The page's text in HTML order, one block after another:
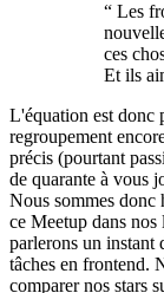
“ Les
ces
Et ils
L'équation est donc
regroupement
précis (pourtant
de quarante à vous
Nous sommes
ce Meetup dans nos
parlerons un instant
tâches en frontend.
comparer nos stars